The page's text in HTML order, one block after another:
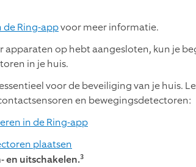
Ring-appvoor meer informatie.
op hebt aangesloten, kun je
in je huis.
voor de beveiliging van je huis.
en bewegingsdetectoren:
in de Ring-app
plaatsen
en uitschakelen.3